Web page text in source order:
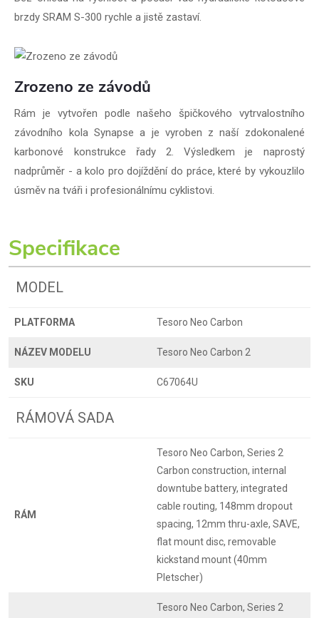
brzdy SRAM S-300 rychle a jistě zastaví.
Zrozeno ze závodů
Rám je vytvořen podle našeho špičkového vytrvalostního
závodního kola Synapse a je vyroben z naší zdokonalené
karbonové konstrukce řady 2. Výsledkem je naprostý
nadprůměr - a kolo pro dojíždění do práce, které by vykouzlilo
úsměv na tváři i profesionálnímu cyklistovi.
Specifikace
MODEL
PLATFORMA Tesoro Neo Carbon
NÁZEV MODELU Tesoro Neo Carbon 2
SKU C67064U
RÁMOVÁ SADA
RÁM
Tesoro Neo Carbon, Series 2
Carbon construction, internal
downtube battery, integrated
cable routing, 148mm dropout
spacing, 12mm thru-axle, SAVE,
flat mount disc, removable
kickstand mount (40mm
Pletscher)
Tesoro Neo Carbon, Series 2